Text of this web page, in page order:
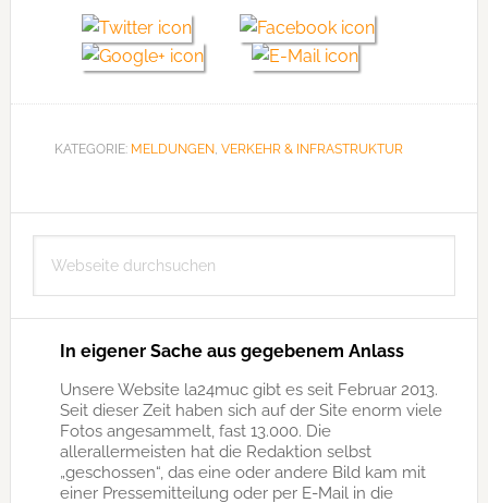
KATEGORIE: MELDUNGEN, VERKEHR & INFRASTRUKTUR
Seitenspalte
durchsuchen
In eigener Sache aus gegebenem Anlass
Unsere Website la24muc gibt es seit Februar 2013.
Seit dieser Zeit haben sich auf der Site enorm viele
Fotos angesammelt, fast 13.000. Die
allerallermeisten hat die Redaktion selbst
„geschossen“, das eine oder andere Bild kam mit
einer Pressemitteilung oder per E-Mail in die